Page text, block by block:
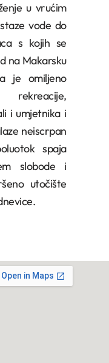
u vrućim
vode do
s kojih se
na Makarsku
je omiljeno
i umjetnika i
neiscrpan
spaja
slobode i
utočište